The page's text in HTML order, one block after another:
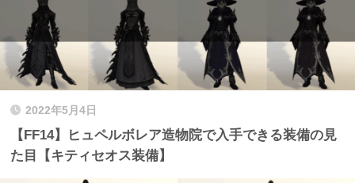
2022年5月4日
【FF14】ヒュペルボレア造物院で入手できる装備の見
た目【キティセオス装備】